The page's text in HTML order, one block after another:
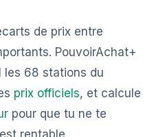
de prix entre
PouvoirAchat+
les 68 stations du
prix officiels, et calcule
pour que tu ne te
rentable.